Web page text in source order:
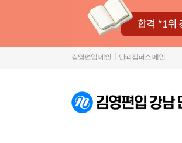
김영편입 메인 단과캠퍼스 메인